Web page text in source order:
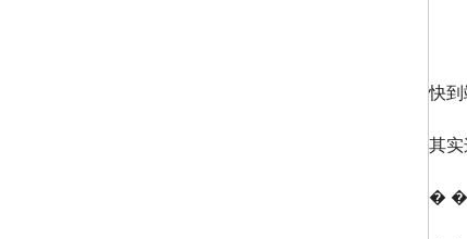
快到
其实
� �